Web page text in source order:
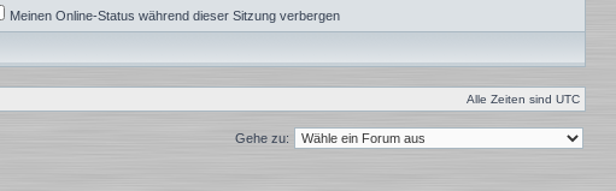
Meinen Online-Status während dieser Sitzung verbergen
Alle Zeiten sind UTC
Gehe zu: